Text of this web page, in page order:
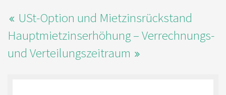
USt-Option und Mietzinsrückstand
Hauptmietzinserhöhung – Verrechnungs-
und Verteilungszeitraum